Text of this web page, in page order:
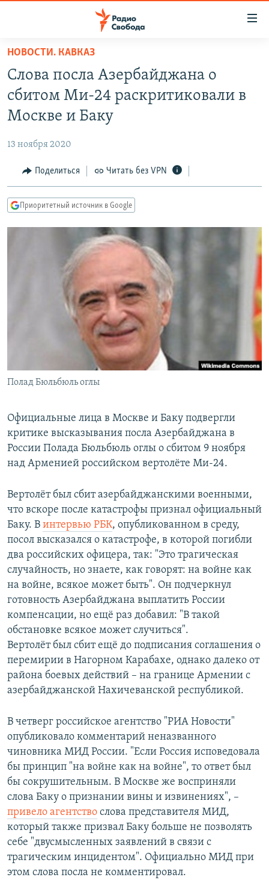
упрощенного
доступа
Вернуться
основному
Вернутся
Вернутся
ПОДКАСТЫ
АВТОРСКИЕ ПРОЕКТЫ
МНЕНИЯ
КУЛЬТУРА
КАВКАЗ.РЕАЛИИ
СИБИРЬ.РЕАЛИИ
РАСПИСАНИЕ ВЕЩАНИЯ
ПОДПИШИТЕСЬ НА РАССЫЛКУ
СОЦИАЛЬНЫЕ СЕТИ
Все сайты РСЕ/РС
НОВОСТИ. КАВКАЗ
Слова посла Азербайджана о
сбитом Ми-24 раскритиковали в
Москве и Баку
13 ноября 2020
Поделиться Читать без VPN
Приоритетный источник в Google
Полад Бюльбюль оглы
Официальные лица в Москве и Баку подвергли
критике высказывания посла Азербайджана в
России Полада Бюльбюль оглы о сбитом 9 ноября
над Арменией российском вертолёте Ми-24.
Вертолёт был сбит азербайджанскими военными,
что вскоре после катастрофы признал официальный
Баку. В интервью РБК, опубликованном в среду,
посол высказался о катастрофе, в которой погибли
два российских офицера, так: "Это трагическая
случайность, но знаете, как говорят: на войне как
на войне, всякое может быть". Он подчеркнул
готовность Азербайджана выплатить России
компенсации, но ещё раз добавил: "В такой
обстановке всякое может случиться".
Вертолёт был сбит ещё до подписания соглашения о
перемирии в Нагорном Карабахе, однако далеко от
района боевых действий – на границе Армении с
азербайджанской Нахичеванской республикой.
В четверг российское агентство "РИА Новости"
опубликовало комментарий неназванного
чиновника МИД России. "Если Россия исповедовала
бы принцип "на войне как на войне", то ответ был
бы сокрушительным. В Москве же восприняли
слова Баку о признании вины и извинениях", –
привело агентство слова представителя МИД,
который также призвал Баку больше не позволять
себе "двусмысленных заявлений в связи с
трагическим инцидентом". Официально МИД при
этом слова посла не комментировал.